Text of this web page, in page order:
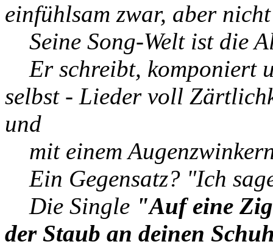
einfühlsam zwar, aber
Seine Song-Welt ist die
Er schreibt, komponiert
selbst - Lieder voll
und
mit einem
Ein Gegensatz? "Ich
Die Single "Auf eine
der Staub an deinen